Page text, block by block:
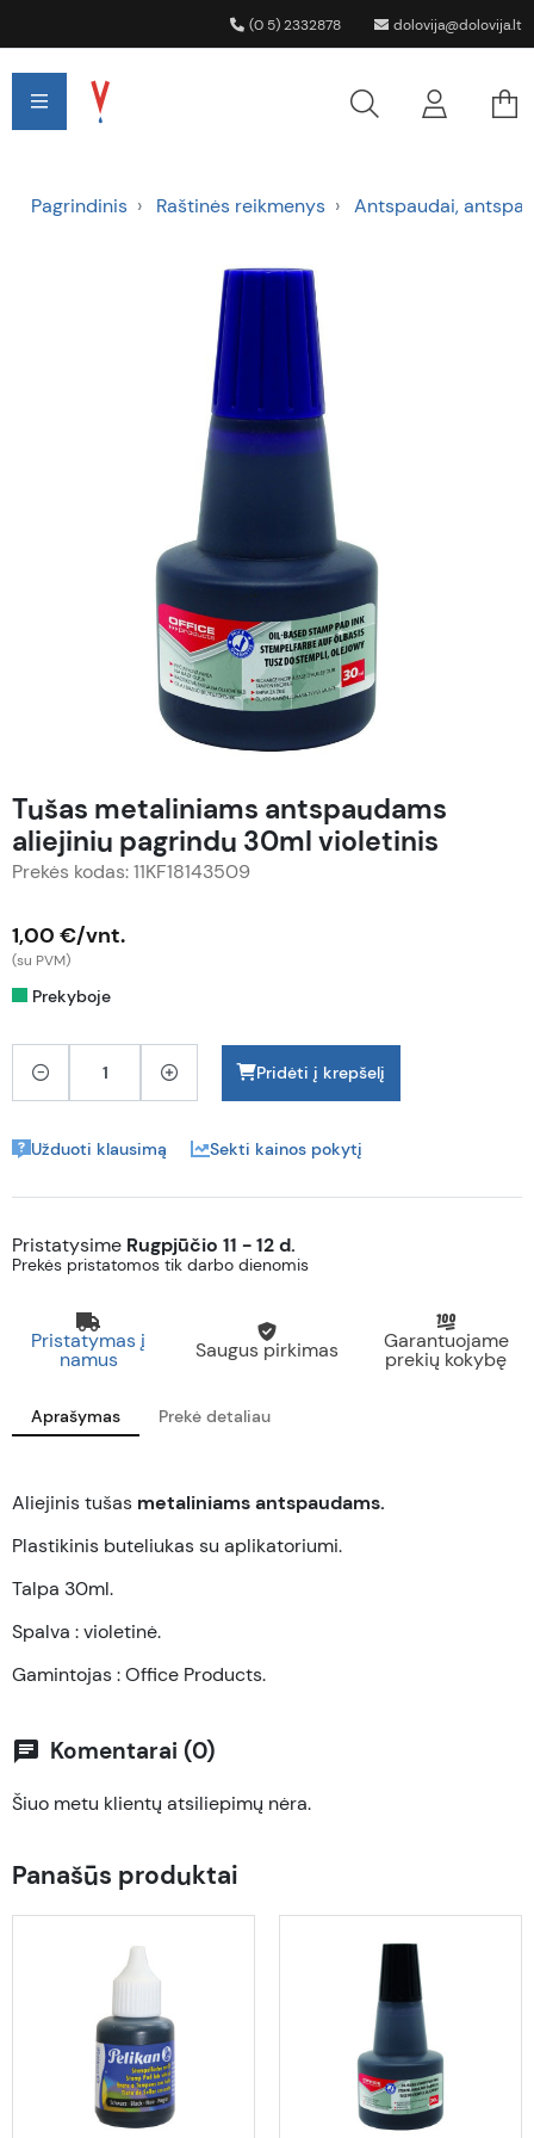
(0 5) 2332878 dolovija@dolovija.lt
Pagrindinis Raštinės reikmenys Antspaudai,
Tušas metaliniams antspaudams
aliejiniu pagrindu 30ml violetinis
Prekės kodas: 11KF18143509
1,00 €/vnt.
(su PVM)
Prekyboje
Pridėti į krepšelį
Užduoti klausimą Sekti kainos pokytį
Pristatysime Rugpjūčio 11 - 12 d.
Prekės pristatomos tik darbo dienomis
Pristatymas į
namus Saugus pirkimas Garantuojame
prekių kokybę
Aprašymas Prekė detaliau
Aliejinis tušas metaliniams antspaudams.
Plastikinis buteliukas su aplikatoriumi.
Talpa 30ml.
Spalva : violetinė.
Gamintojas : Office Products.
chat Komentarai (0)
Šiuo metu klientų atsiliepimų nėra.
Panašūs produktai